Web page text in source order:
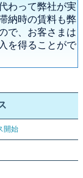
わって弊社が実
納時の賃料も弊
で、お客さまは
を得ることがで
開始